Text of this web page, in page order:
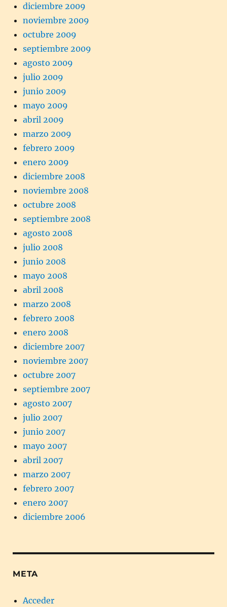
diciembre 2009
noviembre 2009
octubre 2009
septiembre 2009
agosto 2009
julio 2009
junio 2009
mayo 2009
abril 2009
marzo 2009
febrero 2009
enero 2009
diciembre 2008
noviembre 2008
octubre 2008
septiembre 2008
agosto 2008
julio 2008
junio 2008
mayo 2008
abril 2008
marzo 2008
febrero 2008
enero 2008
diciembre 2007
noviembre 2007
octubre 2007
septiembre 2007
agosto 2007
julio 2007
junio 2007
mayo 2007
abril 2007
marzo 2007
febrero 2007
enero 2007
diciembre 2006
META
Acceder